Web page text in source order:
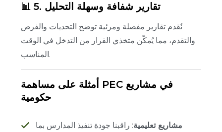
📊 5. تقارير شفافة وسهلة التحليل
نُقدم تقارير مفصلة ومرئية توضح التحديات والفرص
والتقدم، مما يُمكّن متخذي القرار من التدخل في الوقت
المناسب.
أمثلة على مساهمة PEC في مشاريع
حكومية
مشاريع تعليمية: راقبنا جودة تنفيذ المدارس بما